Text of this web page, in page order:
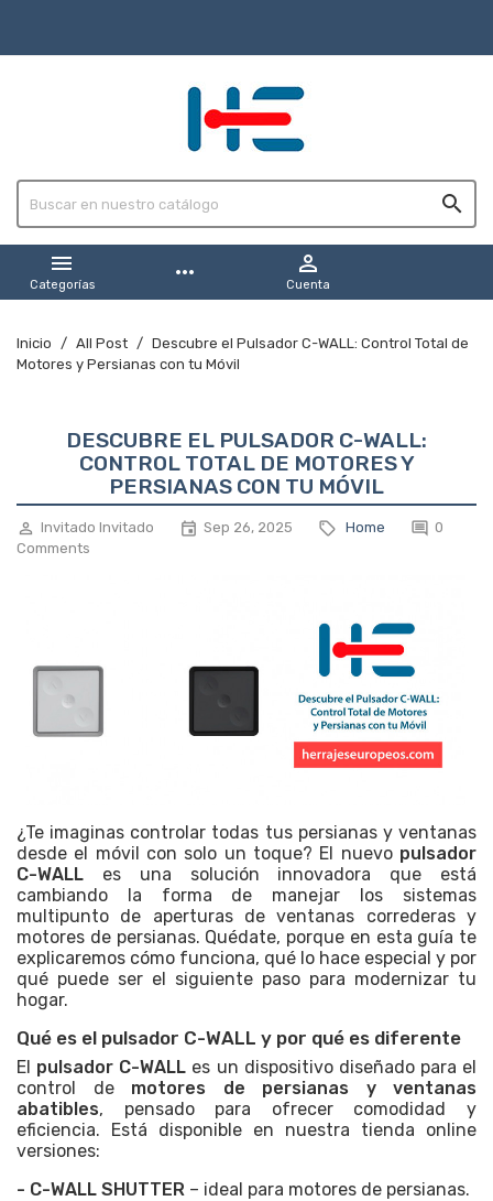


Categorías more_horiz 
Cuenta
Inicio All Post
Descubre el Pulsador C-WALL: Control Total de
Motores y Persianas con tu Móvil
DESCUBRE EL PULSADOR C-WALL:
CONTROL TOTAL DE MOTORES Y
PERSIANAS CON TU MÓVIL
 Invitado Invitado  Sep 26, 2025  Home  0
Comments
¿Te imaginas controlar todas tus persianas y ventanas
desde el móvil con solo un toque? El nuevo pulsador
C-WALL es una solución innovadora que está
cambiando la forma de manejar los sistemas
multipunto de aperturas de ventanas correderas y
motores de persianas. Quédate, porque en esta guía te
explicaremos cómo funciona, qué lo hace especial y por
qué puede ser el siguiente paso para modernizar tu
hogar.
Qué es el pulsador C-WALL y por qué es diferente
El pulsador C-WALL es un dispositivo diseñado para el
control de motores de persianas y ventanas
abatibles, pensado para ofrecer comodidad y
eficiencia. Está disponible en nuestra tienda online
versiones:
- C-WALL SHUTTER – ideal para motores de persianas.